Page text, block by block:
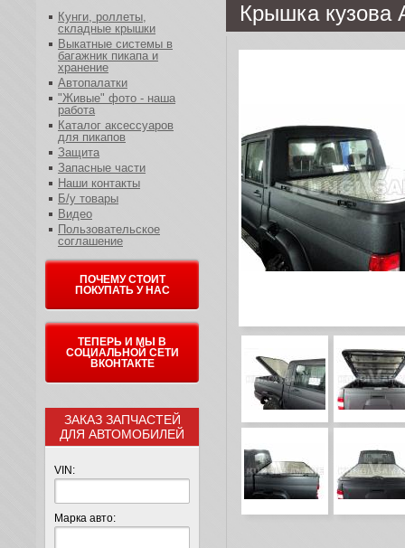
Крышка кузова
Кунги, роллеты,
складные крышки
Выкатные системы в
багажник пикапа и
хранение
Автопалатки
"Живые" фото - наша
работа
Каталог аксессуаров
для пикапов
Защита
Запасные части
Наши контакты
Б/у товары
Видео
Пользовательское
соглашение
ПОЧЕМУ СТОИТ
ПОКУПАТЬ У НАС
ТЕПЕРЬ И МЫ В
СОЦИАЛЬНОЙ СЕТИ
ВКОНТАКТЕ
ЗАКАЗ ЗАПЧАСТЕЙ
ДЛЯ АВТОМОБИЛЕЙ
VIN:
Марка авто: